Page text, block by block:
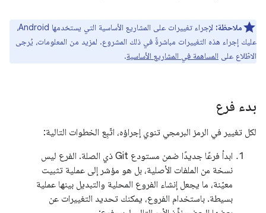
ملاحظة:
لإجراء تغييرات على المشاريع الأساسية التي يستخدمها Android،
عليك إجراء هذه التغييرات مباشرةً في ذلك المشروع. لمزيد من المعلومات، يُرجى
الاطّلاع على المساهمة في المشاريع الأساسية.
بدء فرع
لكل تغيير في الرمز البرمجي تنوي إجراؤه، اتّبِع الخطوات التالية:
ابدأ فرعًا جديدًا ضمن مستودع Git ذي الصلة. الفرع ليس
نسخة من الملفات الأصلية، بل هو مؤشر إلى عملية تثبيت
معيّنة، ما يجعل إنشاء الفروع المحلية والتبديل بينها عملية
بسيطة. باستخدام الفروع، يمكنك تحديد التغييرات عن